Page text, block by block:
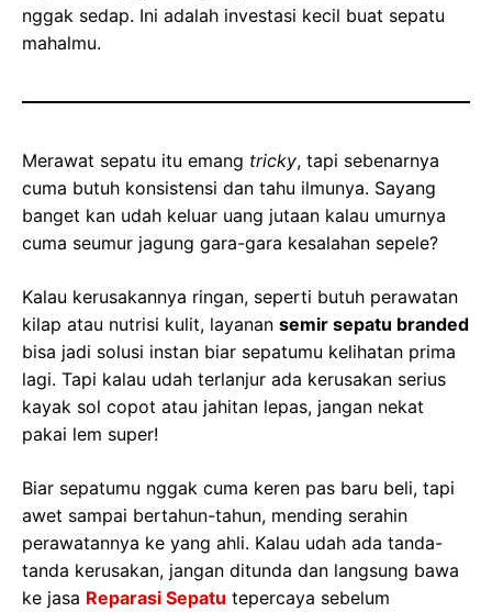
nggak sedap. Ini adalah investasi kecil buat sepatu
mahalmu.
Merawat sepatu itu emang tricky, tapi sebenarnya
cuma butuh konsistensi dan tahu ilmunya. Sayang
banget kan udah keluar uang jutaan kalau umurnya
cuma seumur jagung gara-gara kesalahan sepele?
Kalau kerusakannya ringan, seperti butuh perawatan
kilap atau nutrisi kulit, layanan semir sepatu branded
bisa jadi solusi instan biar sepatumu kelihatan prima
lagi. Tapi kalau udah terlanjur ada kerusakan serius
kayak sol copot atau jahitan lepas, jangan nekat
pakai lem super!
Biar sepatumu nggak cuma keren pas baru beli, tapi
awet sampai bertahun-tahun, mending serahin
perawatannya ke yang ahli. Kalau udah ada tanda-
tanda kerusakan, jangan ditunda dan langsung bawa
ke jasa Reparasi Sepatu tepercaya sebelum